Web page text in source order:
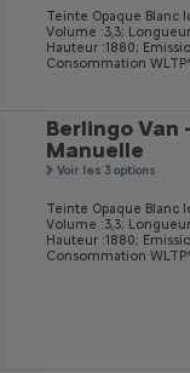
Teinte Opaque Blanc
Volume :3,3;
Hauteur :1880;
Consommation
Berlingo Van
Manuelle
Voir les 3 options
Teinte Opaque Blanc
Volume :3,3;
Hauteur :1880;
Consommation